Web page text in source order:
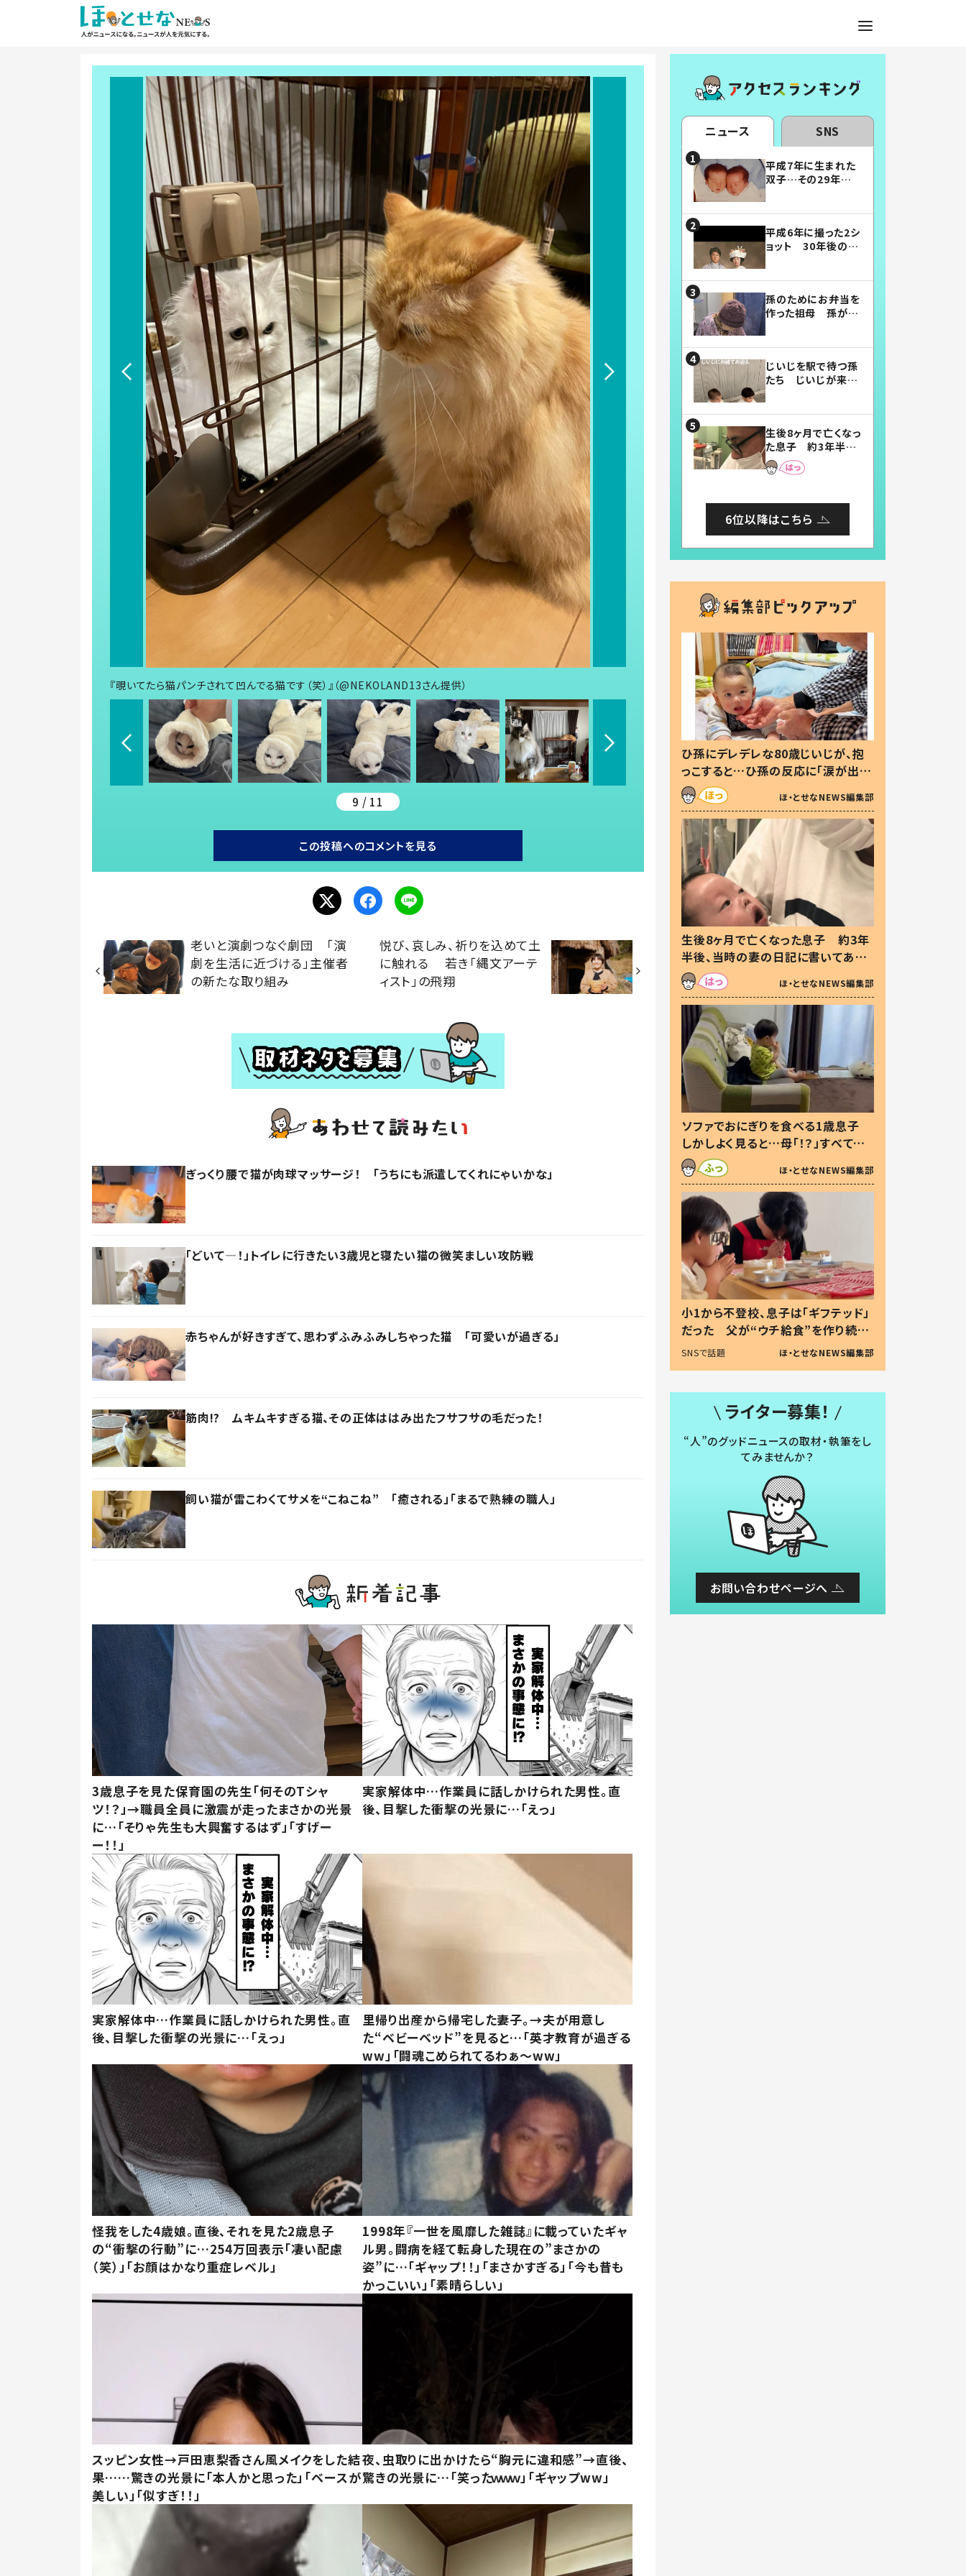
『覗いてたら猫パンチされて凹んでる猫です（笑）』（@NEKOLAND13さん提供）
9 / 11
この投稿へのコメントを見る
老いと演劇つなぐ劇団 「演
劇を生活に近づける」主催者
の新たな取り組み
悦び、哀しみ、祈りを込めて土
に触れる 若き「縄文アーテ
ィスト」の飛翔
ぎっくり腰で猫が肉球マッサージ！ 「うちにも派遣してくれにゃいかな」
「どいて―！」トイレに行きたい3歳児と寝たい猫の微笑ましい攻防戦
赤ちゃんが好きすぎて、思わずふみふみしちゃった猫 「可愛いが過ぎる」
筋肉!? ムキムキすぎる猫、その正体ははみ出たフサフサの毛だった！
飼い猫が雷こわくてサメを“こねこね” 「癒される」「まるで熟練の職人」
3歳息子を見た保育園の先生「何そのTシャ
ツ！？」→職員全員に激震が走ったまさかの光景
に…「そりゃ先生も大興奮するはず」「すげー
ー！！」
実家解体中…作業員に話しかけられた男性。直
後、目撃した衝撃の光景に…「えっ」
実家解体中…作業員に話しかけられた男性。直
後、目撃した衝撃の光景に…「えっ」
里帰り出産から帰宅した妻子。→夫が用意し
た“ベビーベッド”を見ると…「英才教育が過ぎる
ww」「闘魂こめられてるわぁ～ww」
怪我をした4歳娘。直後、それを見た2歳息子
の“衝撃の行動”に…254万回表示「凄い配慮
（笑）」「お顔はかなり重症レベル」
1998年『一世を風靡した雑誌』に載っていたギャ
ル男。闘病を経て転身した現在の”まさかの
姿”に…「ギャップ！！」「まさかすぎる」「今も昔も
かっこいい」「素晴らしい」
スッピン女性→戸田恵梨香さん風メイクをした結
果……驚きの光景に「本人かと思った」「ベースが
美しい」「似すぎ！！」
夜、虫取りに出かけたら“胸元に違和感”→直後、
驚きの光景に…「笑ったｗｗｗ」「ギャップww」
ニュース SNS
平成7年に生まれた
双子…その29年後
平成6年に撮った2シ
ョット 30年後の姿
孫のためにお弁当を
作った祖母 孫が絶
じいじを駅で待つ孫
たち じいじが来た
まらない」「幸せにな
れる」
生後8ヶ月で亡くなっ
た息子 約3年半
後、当時の妻の日記
に書いてあった本音
6位以降はこちら
ひ孫にデレデレな80歳じいじが、抱
っこすると…ひ孫の反応に「涙が出ま
した」「可愛くて仕方ない」
ほ・とせなNEWS編集部
生後8ヶ月で亡くなった息子 約3年
半後、当時の妻の日記に書いてあっ
た本音とは
ほ・とせなNEWS編集部
ソファでおにぎりを食べる1歳息子
しかしよく見ると…母「！？」すべてを
察した母の投稿に「可愛いから許
す！」「現行犯〜」
ほ・とせなNEWS編集部
小1から不登校、息子は「ギフテッド」
だった 父が“ウチ給食”を作り続け
る理由とは #令和の親 #令和の子
SNSで話題 ほ・とせなNEWS編集部
ライター募集！
“人”のグッドニュースの取材・執筆をし
てみませんか？
お問い合わせページへ